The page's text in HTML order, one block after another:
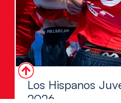
Los Hispanos
2026